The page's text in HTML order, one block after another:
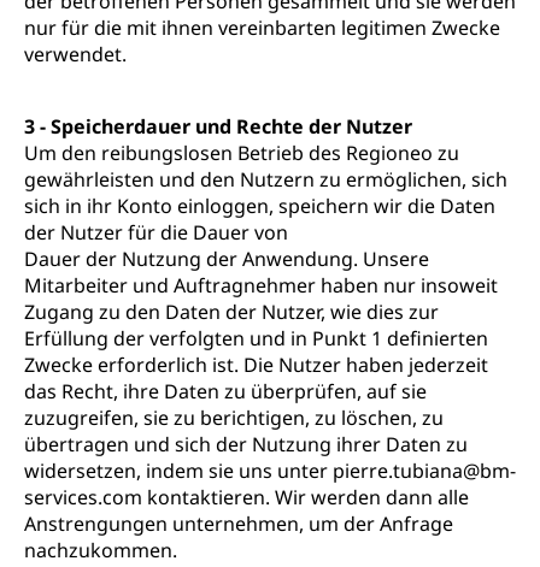
nur für die mit ihnen vereinbarten legitimen Zwecke
verwendet.
3 - Speicherdauer und Rechte der Nutzer
Um den reibungslosen Betrieb des Regioneo zu
gewährleisten und den Nutzern zu ermöglichen, sich
sich in ihr Konto einloggen, speichern wir die Daten
der Nutzer für die Dauer von
Dauer der Nutzung der Anwendung. Unsere
Mitarbeiter und Auftragnehmer haben nur insoweit
Zugang zu den Daten der Nutzer, wie dies zur
Erfüllung der verfolgten und in Punkt 1 definierten
Zwecke erforderlich ist. Die Nutzer haben jederzeit
das Recht, ihre Daten zu überprüfen, auf sie
zuzugreifen, sie zu berichtigen, zu löschen, zu
übertragen und sich der Nutzung ihrer Daten zu
widersetzen, indem sie uns unter pierre.tubiana@bm-
services.com kontaktieren. Wir werden dann alle
Anstrengungen unternehmen, um der Anfrage
nachzukommen.